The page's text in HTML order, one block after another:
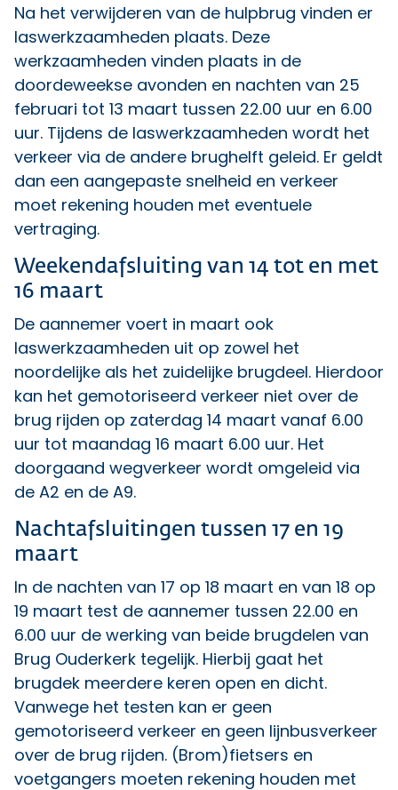
Na het verwijderen van de hulpbrug vinden er
laswerkzaamheden plaats. Deze
werkzaamheden vinden plaats in de
doordeweekse avonden en nachten van 25
februari tot 13 maart tussen 22.00 uur en 6.00
uur. Tijdens de laswerkzaamheden wordt het
verkeer via de andere brughelft geleid. Er geldt
dan een aangepaste snelheid en verkeer
moet rekening houden met eventuele
vertraging.
Weekendafsluiting van 14 tot en met
16 maart
De aannemer voert in maart ook
laswerkzaamheden uit op zowel het
noordelijke als het zuidelijke brugdeel. Hierdoor
kan het gemotoriseerd verkeer niet over de
brug rijden op zaterdag 14 maart vanaf 6.00
uur tot maandag 16 maart 6.00 uur. Het
doorgaand wegverkeer wordt omgeleid via
de A2 en de A9.
Nachtafsluitingen tussen 17 en 19
maart
In de nachten van 17 op 18 maart en van 18 op
19 maart test de aannemer tussen 22.00 en
6.00 uur de werking van beide brugdelen van
Brug Ouderkerk tegelijk. Hierbij gaat het
brugdek meerdere keren open en dicht.
Vanwege het testen kan er geen
gemotoriseerd verkeer en geen lijnbusverkeer
over de brug rijden. (Brom)fietsers en
voetgangers moeten rekening houden met